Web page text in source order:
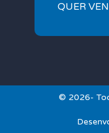
QUER
© 2026-